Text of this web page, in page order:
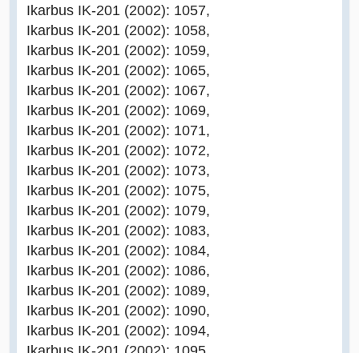
Ikarbus IK-201 (2002): 1057,
Ikarbus IK-201 (2002): 1058,
Ikarbus IK-201 (2002): 1059,
Ikarbus IK-201 (2002): 1065,
Ikarbus IK-201 (2002): 1067,
Ikarbus IK-201 (2002): 1069,
Ikarbus IK-201 (2002): 1071,
Ikarbus IK-201 (2002): 1072,
Ikarbus IK-201 (2002): 1073,
Ikarbus IK-201 (2002): 1075,
Ikarbus IK-201 (2002): 1079,
Ikarbus IK-201 (2002): 1083,
Ikarbus IK-201 (2002): 1084,
Ikarbus IK-201 (2002): 1086,
Ikarbus IK-201 (2002): 1089,
Ikarbus IK-201 (2002): 1090,
Ikarbus IK-201 (2002): 1094,